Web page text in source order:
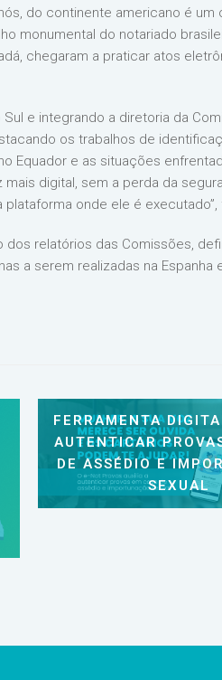
do continente americano é
monumental do notariado
chegaram a praticar atos
e integrando a diretoria da
os trabalhos de
Equador e as situações
digital, sem a perda da
onde ele é executado”,
relatórios das Comissões,
a serem realizadas na Espanha
FERRAMENTA
AUTENTICAR
DE ASSÉDIO E
SEXUAL